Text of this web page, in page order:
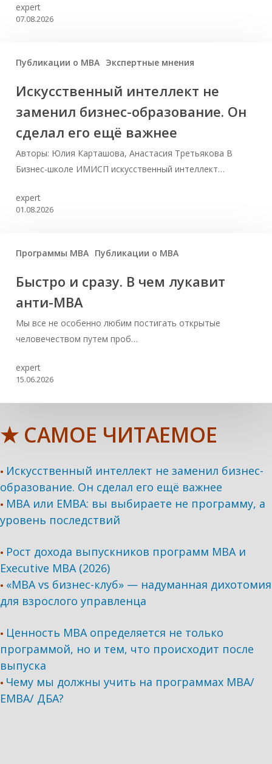
expert
07.08.2026
Публикации о МВА Экспертные мнения
Искусственный интеллект не
заменил бизнес-образование. Он
сделал его ещё важнее
Авторы: Юлия Карташова, Анастасия Третьякова В
Бизнес-школе ИМИСП искусственный интеллект…
expert
01.08.2026
Программы MBA Публикации о МВА
Быстро и сразу. В чем лукавит
анти-МВА
Мы все не особенно любим постигать открытые
человечеством путем проб…
expert
15.06.2026
★ САМОЕ ЧИТАЕМОЕ
• Искусственный интеллект не заменил бизнес-
образование. Он сделал его ещё важнее
• MBA или EMBA: вы выбираете не программу, а
уровень последствий
• Рост дохода выпускников программ МВА и
Executive MBA (2026)
• «MBA vs бизнес-клуб» — надуманная дихотомия
для взрослого управленца
• Ценность MBA определяется не только
программой, но и тем, что происходит после
выпуска
• Чему мы должны учить на программах МВА/
ЕМВА/ ДБА?